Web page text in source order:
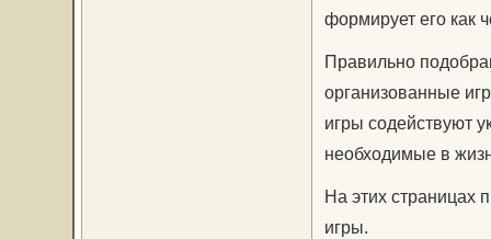
формирует его как
Правильно
организованные
игры содействуют
необходимые в
На этих страницах
игры.